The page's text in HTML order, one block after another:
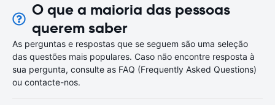
O que a maioria das pessoas
querem saber
As perguntas e respostas que se seguem são uma seleção
das questões mais populares. Caso não encontre resposta à
sua pergunta, consulte as FAQ (Frequently Asked Questions)
ou contacte-nos.